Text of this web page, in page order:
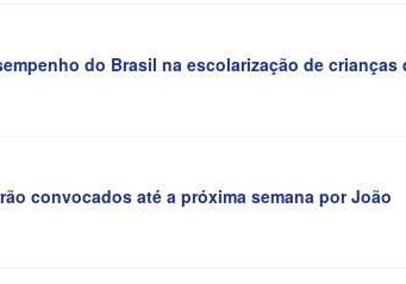
do Brasil na escolarização de crianças
convocados até a próxima semana por João